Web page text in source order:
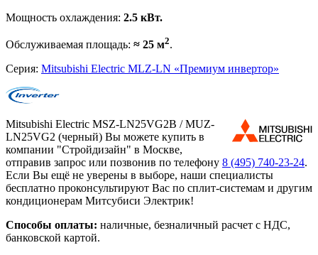
Мощность охлаждения: 2.5 кВт.
Обслуживаемая площадь: ≈ 25 м2.
Серия: Mitsubishi Electric MLZ-LN «Премиум инвертор»
Mitsubishi Electric MSZ-LN25VG2B / MUZ-
LN25VG2 (черный) Вы можете купить в
компании "Стройдизайн" в Москве,
отправив запрос или позвонив по телефону 8 (495) 740-23-24.
Если Вы ещё не уверены в выборе, наши специалисты
бесплатно проконсультируют Вас по сплит-системам и другим
кондиционерам Митсубиси Электрик!
Способы оплаты: наличные, безналичный расчет с НДС,
банковской картой.